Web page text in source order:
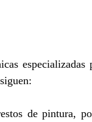
de pintura,